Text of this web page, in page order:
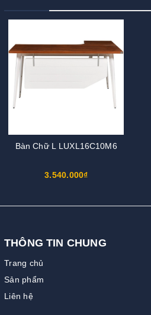
Bàn Chữ L LUXL16C10M6
3.540.000₫
THÔNG TIN CHUNG
Trang chủ
Sản phẩm
Liên hệ